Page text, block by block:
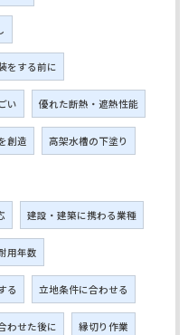
をする前に
い 優れた断熱・遮熱性能
創造 高架水槽の下塗り
建設・建築に携わる業種
用年数
る 立地条件に合わせる
わせた後に 縁切り作業